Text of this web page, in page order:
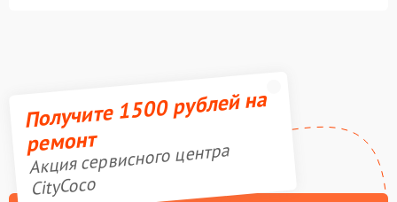
Получите 1500 рублей на
ремонт
Акция сервисного центра
CityCoco